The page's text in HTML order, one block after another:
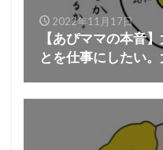
2022年11月17日
【あぴママの本音
とを仕事にしたい。